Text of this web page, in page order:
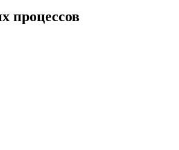
процессов